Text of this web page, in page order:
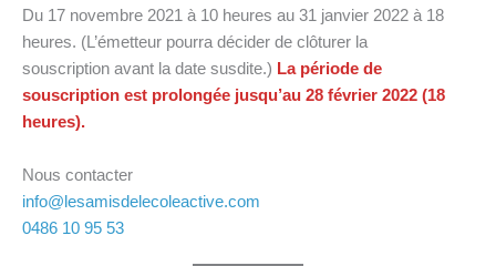
Du 17 novembre 2021 à 10 heures au 31 janvier 2022 à 18
heures. (L’émetteur pourra décider de clôturer la
souscription avant la date susdite.) La période de
souscription est prolongée jusqu’au 28 février 2022 (18
heures).
Nous contacter
info@lesamisdelecoleactive.com
0486 10 95 53